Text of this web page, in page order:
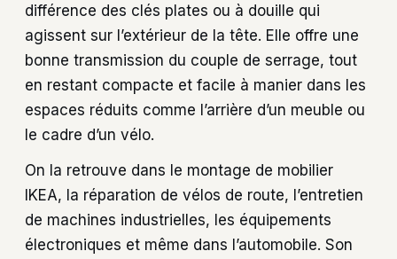
différence des clés plates ou à douille qui
agissent sur l’extérieur de la tête. Elle offre une
bonne transmission du couple de serrage, tout
en restant compacte et facile à manier dans les
espaces réduits comme l’arrière d’un meuble ou
le cadre d’un vélo.
On la retrouve dans le montage de mobilier
IKEA, la réparation de vélos de route, l’entretien
de machines industrielles, les équipements
électroniques et même dans l’automobile. Son